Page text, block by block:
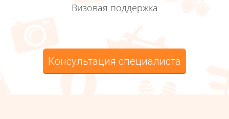
Визовая поддержка
Консультация специалиста